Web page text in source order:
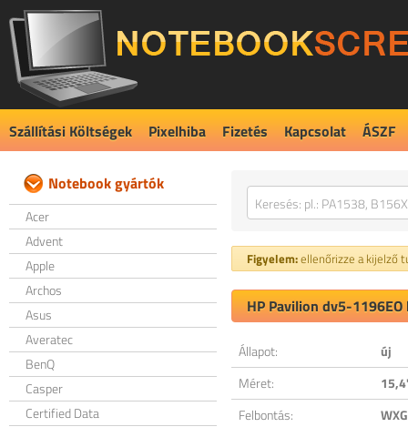
Szállítási Költségek Pixelhiba Fizetés Kapcsolat ÁSZF
Notebook gyártók
Acer
Advent
Apple
Archos
Asus
Averatec
BenQ
Casper
Certified Data
Figyelem:ellenőrizze a kijelző
HP Pavilion dv5-
Állapot:
új
Méret:
Felbontás: